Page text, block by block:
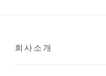
회사소개